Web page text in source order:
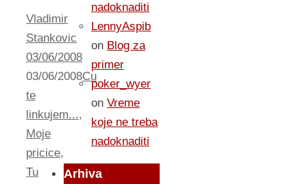
Vladimir
Stankovic
03/06/2008
03/06/2008Cu
te
linkujem...,
Moje
pricice,
Tu
nadoknaditi
LennyAspib
on Blog za
primer
poker_wyer
on Vreme
koje ne treba
nadoknaditi
Arhiva